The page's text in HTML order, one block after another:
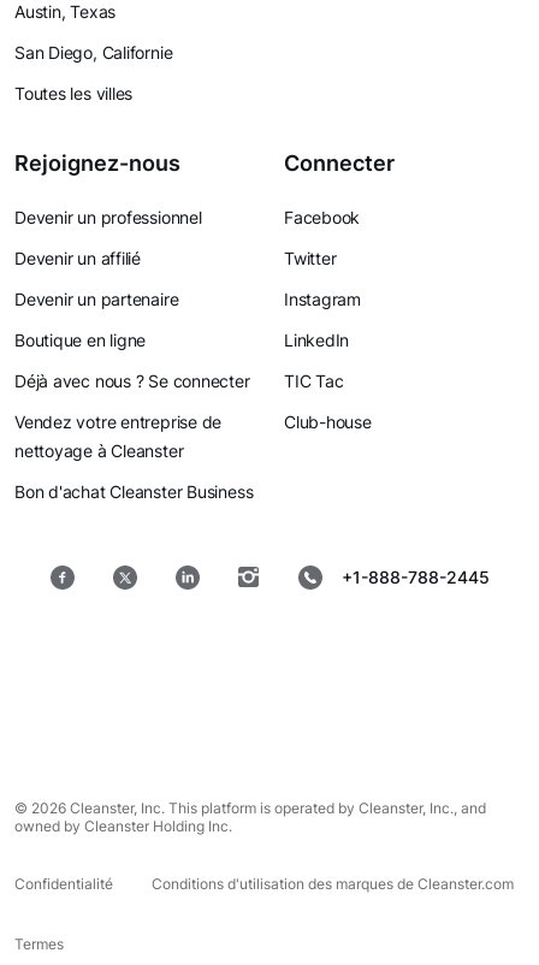
Austin, Texas
San Diego, Californie
Toutes les villes
Rejoignez-nous
Devenir un professionnel
Devenir un affilié
Devenir un partenaire
Boutique en ligne
Déjà avec nous ? Se connecter
Vendez votre entreprise de
nettoyage à Cleanster
Bon d'achat Cleanster Business
Connecter
Facebook
Twitter
Instagram
LinkedIn
TIC Tac
Club-house
+1-888-788-2445
© 2026 Cleanster, Inc. This platform is operated by Cleanster, Inc., and
owned by Cleanster Holding Inc.
Confidentialité Conditions d'utilisation des marques de Cleanster.com
Termes